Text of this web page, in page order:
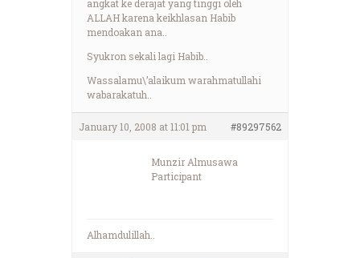
angkat ke derajat yang tinggi oleh
ALLAH karena keikhlasan Habib
mendoakan ana..
Syukron sekali lagi Habib..
Wassalamu\’alaikum warahmatullahi
wabarakatuh..
January 10, 2008 at 11:01 pm #89297562
Munzir Almusawa
Participant
Alhamdulillah..